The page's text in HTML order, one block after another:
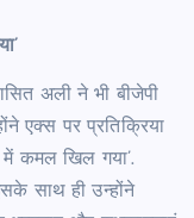
अली ने भी बीजेपी
एक्स पर प्रतिक्रिया
में कमल खिल गया’.
साथ ही उन्होंने